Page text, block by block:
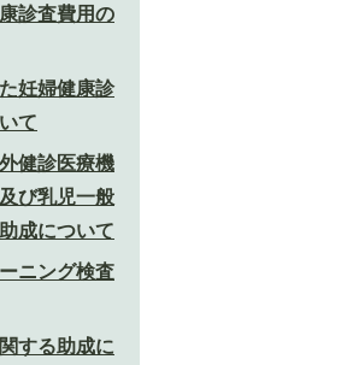
診査費用の
妊婦健康診
て
健診医療機
び乳児一般
成について
ニング検査
する助成に